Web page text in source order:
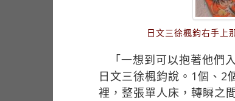
日文三徐楓鈞右手
「一想到可以抱著他
日文三徐楓鈞說。1個、
裡，整張單人床，轉瞬之